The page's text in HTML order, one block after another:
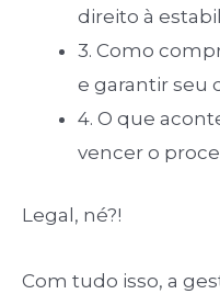
direito à
3. Como
e garantir seu
4. O que
vencer o
Legal, né?!
Com tudo isso, a